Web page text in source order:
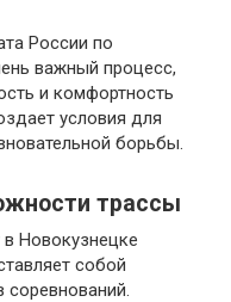
России по
важный процесс,
и комфортность
условия для
борьбы.
трассы
Новокузнецке
собой